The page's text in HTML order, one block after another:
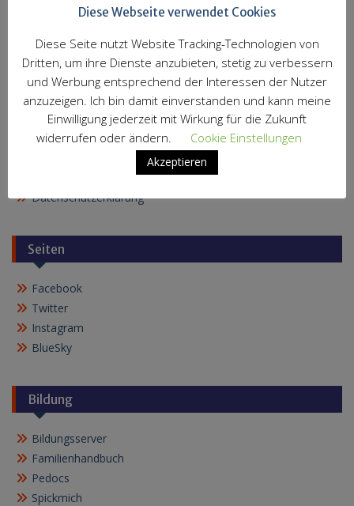
E-Mail*
Datenschutzerklärung
Seiten
Facebook
Twitter
Instagram
BlueSky
Bildung
Bildungsserver
Familienhandbuch
Pedocs
Spickmich
Diese Webseite verwendet Cookies
Diese Seite nutzt Website Tracking-Technologien von
Dritten, um ihre Dienste anzubieten, stetig zu verbessern
und Werbung entsprechend der Interessen der Nutzer
anzuzeigen. Ich bin damit einverstanden und kann meine
Einwilligung jederzeit mit Wirkung für die Zukunft
widerrufen oder ändern.
Cookie Einstellungen
Akzeptieren